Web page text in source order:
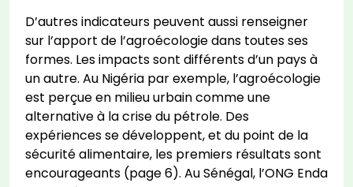
D’autres indicateurs peuvent aussi renseigner
sur l’apport de l’agroécologie dans toutes ses
formes. Les impacts sont différents d’un pays à
un autre. Au Nigéria par exemple, l’agroécologie
est perçue en milieu urbain comme une
alternative à la crise du pétrole. Des
expériences se développent, et du point de la
sécurité alimentaire, les premiers résultats sont
encourageants (page 6). Au Sénégal, l’ONG Enda